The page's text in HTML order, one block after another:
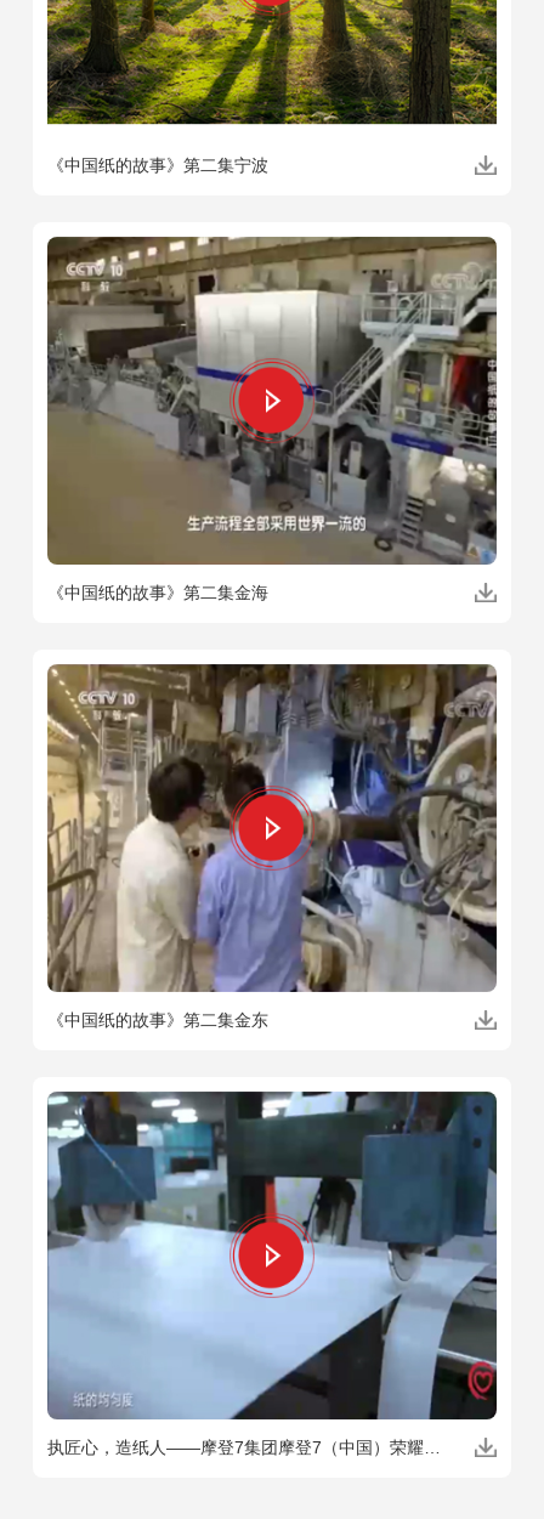
《中国纸的故事》第二集宁波
《中国纸的故事》第二集金海
《中国纸的故事》第二集金东
执匠心，造纸人——摩登7集团摩登7（中国）荣耀献礼